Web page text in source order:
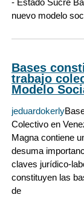
nuevo modelo
Bases
trabajo
Modelo
jeduardokerly
Colectivo en
Magna contiene
desuma
claves jurídico-
constituyen las
de